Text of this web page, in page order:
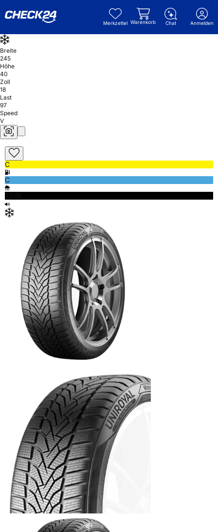
Merkzettel Warenkorb Chat Anmelden
Breite
245
Höhe
40
Zoll
18
Last
97
Speed
V
C
C
72db